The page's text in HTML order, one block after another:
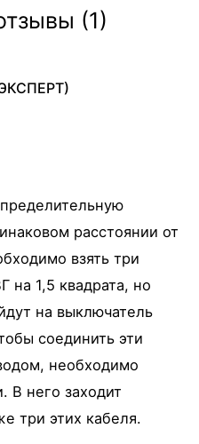
(1)
расстоянии от
взять три
на 1,5 квадрата, но
на выключатель
соединить эти
необходимо
В него заходит
три этих кабеля.